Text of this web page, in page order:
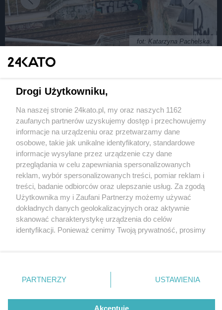
fot: Katarzyna Pachelska
Hałdzie zostanie zamknięta. Startuje rozbiórka
2 / 12
Wiadukt Katowice Dobrego
Urobku
Wydawca mediów lokalnych
Nie zapomnij
zapoznać się z:
polityką prywatności regulamin korzystania z portali
Twojemiasto
Piekary Śląskie
Chorzów
Tarnowskie Góry
Gliwice
Skontakuj sięz nami
Kontakt
Wydawca
Redakcja
Drogi Użytkowniku,
Na naszej stronie 24kato.pl, my oraz naszych 1162
zaufanych partnerów uzyskujemy dostęp i przechowujemy
informacje na urządzeniu oraz przetwarzamy dane
osobowe, takie jak unikalne identyfikatory, standardowe
informacje wysyłane przez urządzenie czy dane
przeglądania w celu zapewniania spersonalizowanych
reklam, wybór spersonalizowanych treści, pomiar reklam i
treści, badanie odbiorców oraz ulepszanie usług. Za zgodą
Użytkownika my i Zaufani Partnerzy możemy używać
dokładnych danych geolokalizacyjnych oraz aktywnie
skanować charakterystykę urządzenia do celów
identyfikacji. Ponieważ cenimy Twoją prywatność, prosimy
prywatności znajdujący się w lewym dolnym rogu strony
. Niektóre rodzaje przetwarzania danych nie wymagają
zgody użytkownika, ale masz prawo sprzeciwić się
takiemu przetwarzaniu. Preferencje będą miały
PARTNERZY USTAWIENIA
Akceptuję